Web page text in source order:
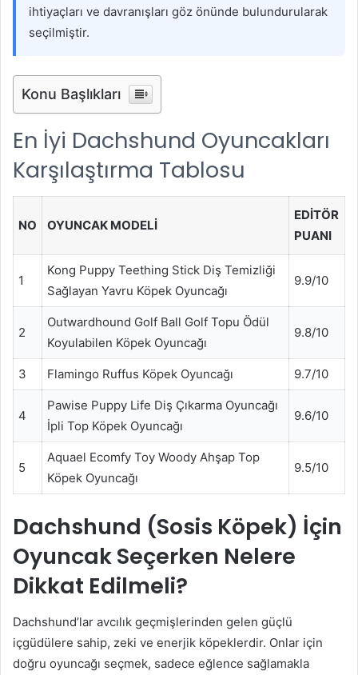
ihtiyaçları ve davranışları göz önünde bulundurularak
seçilmiştir.
Konu Başlıkları
En İyi Dachshund Oyuncakları
Karşılaştırma Tablosu
NO OYUNCAK MODELI
EDITÖR
PUANI
1
Kong Puppy Teething Stick Diş Temizliği
Sağlayan Yavru Köpek Oyuncağı
9.9/10
2
Outwardhound Golf Ball Golf Topu Ödül
Koyulabilen Köpek Oyuncağı
9.8/10
3 Flamingo Ruffus Köpek Oyuncağı 9.7/10
4
Pawise Puppy Life Diş Çıkarma Oyuncağı
İpli Top Köpek Oyuncağı
9.6/10
5
Aquael Ecomfy Toy Woody Ahşap Top
Köpek Oyuncağı
9.5/10
Dachshund (Sosis Köpek) İçin
Oyuncak Seçerken Nelere
Dikkat Edilmeli?
Dachshund’lar avcılık geçmişlerinden gelen güçlü
içgüdülere sahip, zeki ve enerjik köpeklerdir. Onlar için
doğru oyuncağı seçmek, sadece eğlence sağlamakla